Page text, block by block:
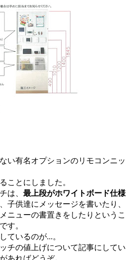
い有名オプションのリモコンニッ
ことにしました。
は、 最上段がホワイトボード仕様
子供達にメッセージを書いたり、
ニューの書置きをしたりというこ
す。
ているのが...。
チの値上げについて記事にしてい
あればどうぞ。